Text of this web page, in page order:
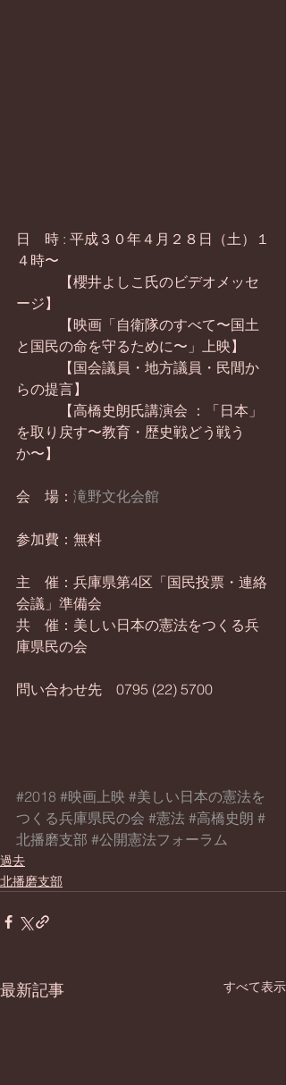
日　時 : 平成３０年４月２８日（土）１
４時〜
【櫻井よしこ氏のビデオメッセ
ージ】
【映画「自衛隊のすべて〜国土
と国民の命を守るために〜」上映】
【国会議員・地方議員・民間か
らの提言】
【高橋史朗氏講演会 ：「日本」
を取り戻す〜教育・歴史戦どう戦う
か〜】
会　場： 滝野文化会館
参加費：無料
主　催：兵庫県第4区「国民投票・連絡
会議」準備会
共　催：美しい日本の憲法をつくる兵
庫県民の会
問い合わせ先　0795 (22) 5700
#2018 #映画上映 #美しい日本の憲法を
つくる兵庫県民の会 #憲法 #高橋史朗 #
北播磨支部 #公開憲法フォーラム
過去
北播磨支部
最新記事 すべて表示